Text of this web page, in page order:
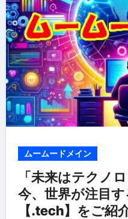
ムームードメイン
「未来はテクノ
今、世界が注目
【.tech】をご紹